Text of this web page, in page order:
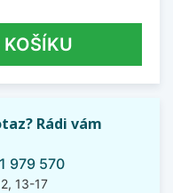
KOŠÍKU
Rádi vám
979 570
13-17